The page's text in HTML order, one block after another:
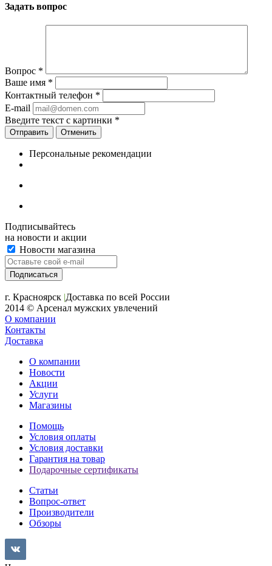
Задать вопрос
Вопрос *
Ваше имя *
Контактный телефон *
E-mail
Введите текст с картинки *
Отменить
Персональные рекомендации
Подписывайтесь
на новости и акции
Новости магазина
г. Красноярск |Доставка по всей России
2014 © Арсенал мужских увлечений
О компании
Контакты
Доставка
О компании
Новости
Акции
Услуги
Магазины
Помощь
Условия оплаты
Условия доставки
Гарантия на товар
Подарочные сертификаты
Статьи
Вопрос-ответ
Производители
Обзоры